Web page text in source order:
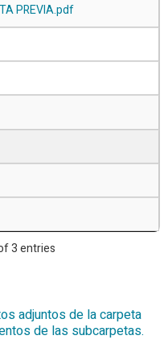
PREVIA.pdf
3 entries
adjuntos de la carpeta
de las subcarpetas.